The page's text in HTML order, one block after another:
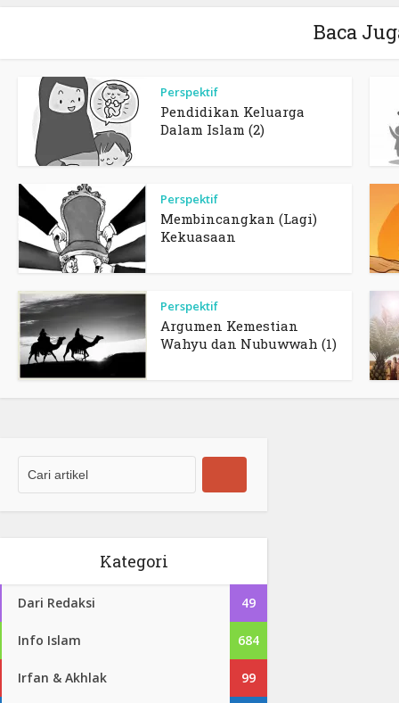
Baca
Perspektif
Pendidikan Keluarga
Dalam Islam (2)
Perspektif
Membincangkan (Lagi)
Kekuasaan
Perspektif
Argumen Kemestian
Wahyu dan Nubuwwah (1)
Kategori
Dari Redaksi 49
Info Islam 684
Irfan & Akhlak 99